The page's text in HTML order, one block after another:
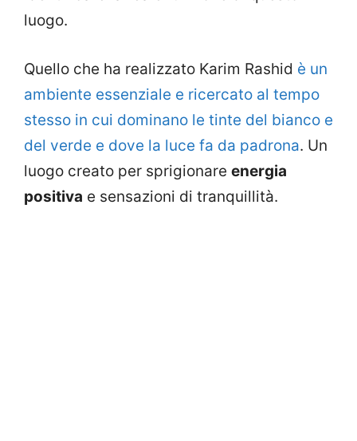
luogo.
Quello che ha realizzato Karim Rashid è un
ambiente essenziale e ricercato al tempo
stesso in cui dominano le tinte del bianco e
del verde e dove la luce fa da padrona. Un
luogo creato per sprigionare energia
positiva e sensazioni di tranquillità.